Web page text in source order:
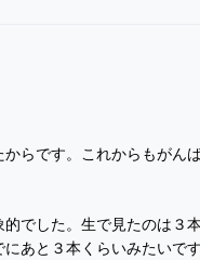
からです。これからもがん
的でした。生で見たのは３
あと３本くらいみたいで